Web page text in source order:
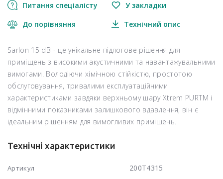
Питання спеціалісту У закладки
До порівняння Технічний опис
Sarlon 15 dB - це унікальне підлогове рішення для
приміщень з високими акустичними та навантажувальними
вимогами. Володіючи хімічною стійкістю, простотою
обслуговування, тривалими експлуатаційними
характеристиками завдяки верхньому шару Xtrem PURTM і
відмінними показниками залишкового вдавлення, він є
ідеальним рішенням для вимогливих приміщень.
Технічні характеристики
Артикул 200T4315